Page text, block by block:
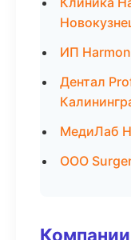
ИП
Дентал
МедиЛаб
ООО